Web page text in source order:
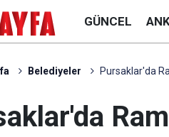
GÜNCEL
Belediyeler Pursaklar'da